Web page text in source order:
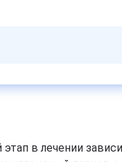
в лечении